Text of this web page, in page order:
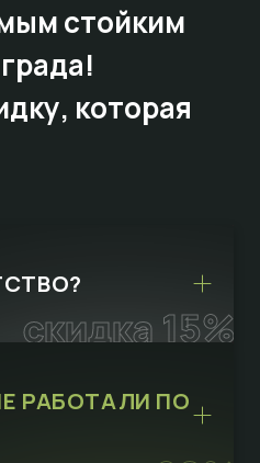
стойким
которая
скидка 15%
РАБОТАЛИ ПО